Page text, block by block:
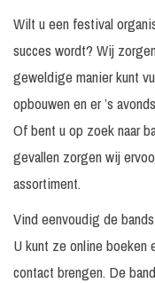
Wilt u een festival
succes wordt? Wij
geweldige manier kunt
opbouwen en er ’s
Of bent u op zoek naar
gevallen zorgen wij
assortiment.
Vind eenvoudig de
U kunt ze online boeken
contact brengen. De